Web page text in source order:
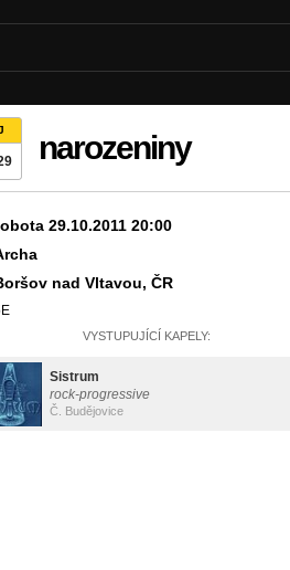
narozeniny
29.10.2011 20:00
nad Vltavou, ČR
VYSTUPUJÍCÍ KAPELY:
Sistrum
rock-progressive
Č. Budějovice